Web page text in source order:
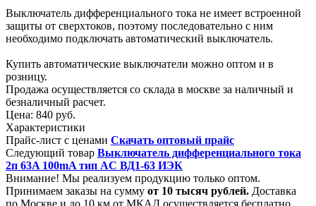
Выключатель дифференциального тока не имеет встроенной
защиты от сверхтоков, поэтому последовательно с ним
необходимо подключать автоматический выключатель.
Купить автоматические выключатели можно оптом и в
розницу.
Продажа осуществляется со склада в москве за наличный и
безналичный расчет.
Цена: 840 руб.
Характеристики
Прайс-лист с ценами Скачать оптовый прайс
Следующий товар Выключатель дифференциального тока
2п 63A 100mA тип AC ВД1-63 ИЭК
Внимание! Мы реализуем продукцию только оптом.
Принимаем заказы на сумму от 10 тысяч рублей. Доставка
по Москве и до 10 км от МКАД осуществляется бесплатно.